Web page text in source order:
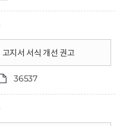
지서 서식 개선 권고
36537